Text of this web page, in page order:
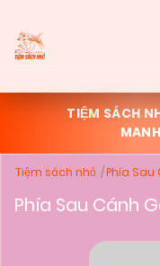
TIỆM SÁCH
Tiệm sách nhỏ Phía Sau
Phía Sau Cánh